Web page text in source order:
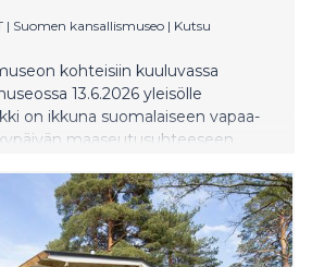
| Suomen kansallismuseo | Kutsu
kohteisiin kuuluvassa
13.6.2026 yleisölle
on ikkuna suomalaiseen vapaa-
maaseutusuhteeseen.
5.6. klo 10–12.30.